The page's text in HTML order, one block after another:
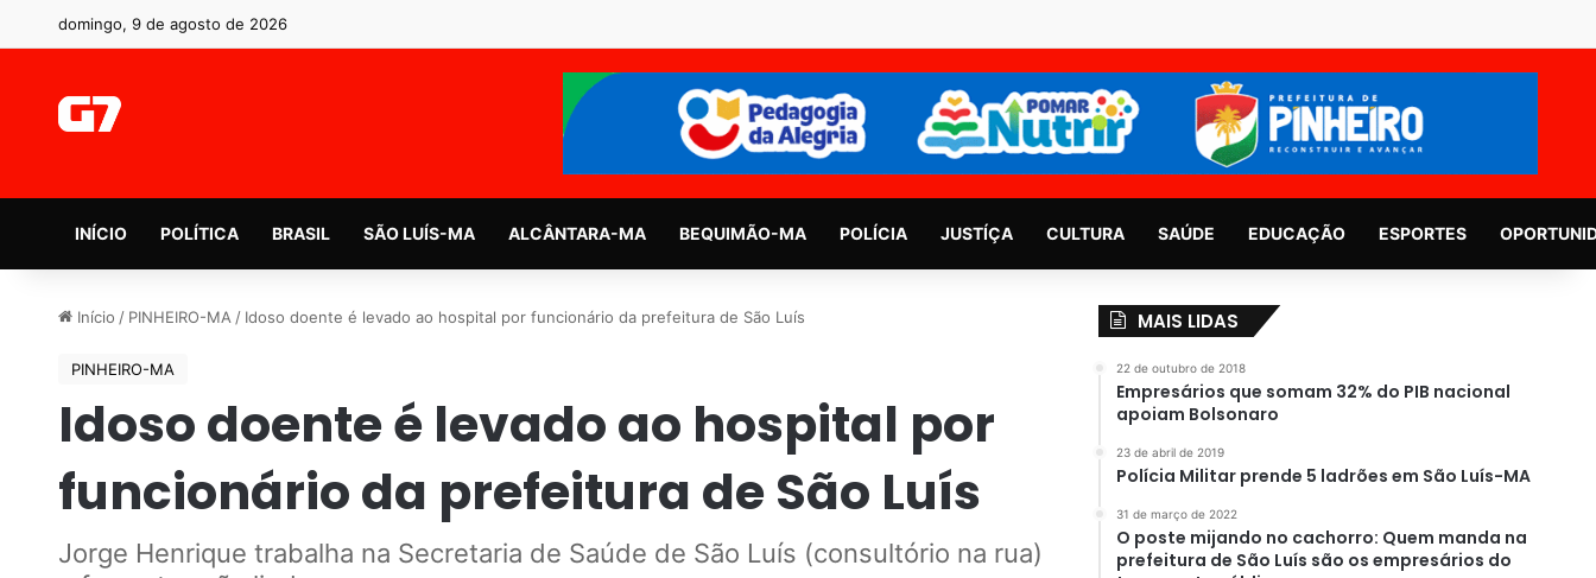
domingo, 9 de agosto de 2026
INÍCIO POLÍTICA BRASIL SÃO LUÍS-MA ALCÂNTARA-MA BEQUIMÃO-MA POLÍCIA JUSTÍÇA CULTURA SAÚDE EDUCAÇÃO ESPORTES
Início / PINHEIRO-MA / Idoso doente é levado ao hospital por funcionário da prefeitura de São Luís
PINHEIRO-MA
Idoso doente é levado ao hospital por
funcionário da prefeitura de São Luís
Jorge Henrique trabalha na Secretaria de Saúde de São Luís (consultório na rua)
MAIS LIDAS
22 de outubro de 2018
Empresários que somam 32% do PIB nacional
apoiam Bolsonaro
23 de abril de 2019
Polícia Militar prende 5 ladrões em São Luís-MA
31 de março de 2022
O poste mijando no cachorro: Quem manda na
prefeitura de São Luís são os empresários do